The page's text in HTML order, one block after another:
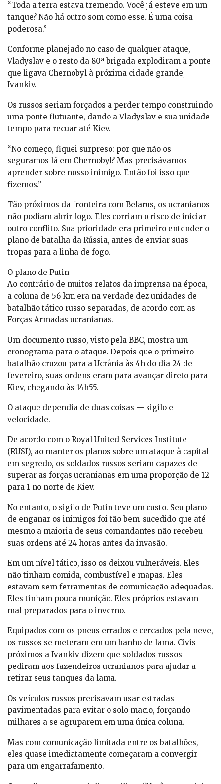
“Toda a terra estava tremendo. Você já esteve em um
tanque? Não há outro som como esse. É uma coisa
poderosa.”
Conforme planejado no caso de qualquer ataque,
Vladyslav e o resto da 80ª brigada explodiram a ponte
que ligava Chernobyl à próxima cidade grande,
Ivankiv.
Os russos seriam forçados a perder tempo construindo
uma ponte flutuante, dando a Vladyslav e sua unidade
tempo para recuar até Kiev.
“No começo, fiquei surpreso: por que não os
seguramos lá em Chernobyl? Mas precisávamos
aprender sobre nosso inimigo. Então foi isso que
fizemos.”
Tão próximos da fronteira com Belarus, os ucranianos
não podiam abrir fogo. Eles corriam o risco de iniciar
outro conflito. Sua prioridade era primeiro entender o
plano de batalha da Rússia, antes de enviar suas
tropas para a linha de fogo.
O plano de Putin
Ao contrário de muitos relatos da imprensa na época,
a coluna de 56 km era na verdade dez unidades de
batalhão tático russo separadas, de acordo com as
Forças Armadas ucranianas.
Um documento russo, visto pela BBC, mostra um
cronograma para o ataque. Depois que o primeiro
batalhão cruzou para a Ucrânia às 4h do dia 24 de
fevereiro, suas ordens eram para avançar direto para
Kiev, chegando às 14h55.
O ataque dependia de duas coisas — sigilo e
velocidade.
De acordo com o Royal United Services Institute
(RUSI), ao manter os planos sobre um ataque à capital
em segredo, os soldados russos seriam capazes de
superar as forças ucranianas em uma proporção de 12
para 1 no norte de Kiev.
No entanto, o sigilo de Putin teve um custo. Seu plano
de enganar os inimigos foi tão bem-sucedido que até
mesmo a maioria de seus comandantes não recebeu
suas ordens até 24 horas antes da invasão.
Em um nível tático, isso os deixou vulneráveis. Eles
não tinham comida, combustível e mapas. Eles
estavam sem ferramentas de comunicação adequadas.
Eles tinham pouca munição. Eles próprios estavam
mal preparados para o inverno.
Equipados com os pneus errados e cercados pela neve,
os russos se meteram em um banho de lama. Civis
próximos a Ivankiv dizem que soldados russos
pediram aos fazendeiros ucranianos para ajudar a
retirar seus tanques da lama.
Os veículos russos precisavam usar estradas
pavimentadas para evitar o solo macio, forçando
milhares a se agruparem em uma única coluna.
Mas com comunicação limitada entre os batalhões,
eles quase imediatamente começaram a convergir
para um engarrafamento.